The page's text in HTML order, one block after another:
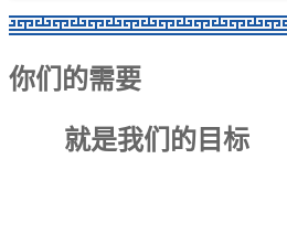
你们的需要
就是我们的目标